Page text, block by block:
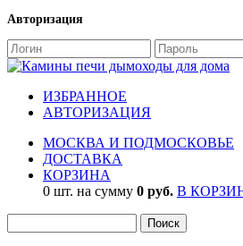
Авторизация
ИЗБРАННОЕ
АВТОРИЗАЦИЯ
МОСКВА И ПОДМОСКОВЬЕ
ДОСТАВКА
КОРЗИНА
0 шт. на сумму 0 руб. В